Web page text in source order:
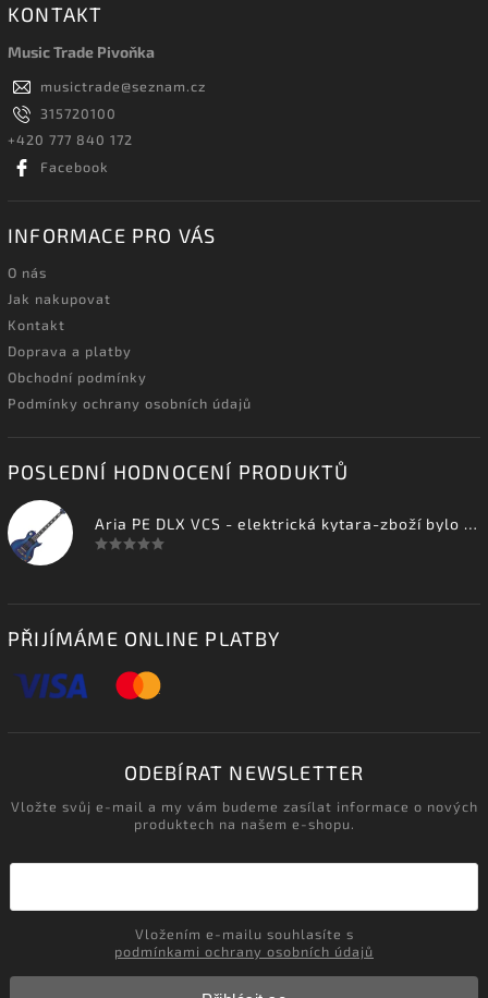
KONTAKT
Music Trade Pivoňka
musictrade@seznam.cz
315720100
+420 777 840 172
Facebook
INFORMACE PRO VÁS
O nás
Jak nakupovat
Kontakt
Doprava a platby
Obchodní podmínky
Podmínky ochrany osobních údajů
POSLEDNÍ HODNOCENÍ PRODUKTŮ
Aria PE DLX VCS - elektrická kytara-zboží bylo vystaveno na prodejně
PŘIJÍMÁME ONLINE PLATBY
ODEBÍRAT NEWSLETTER
Vložte svůj e-mail a my vám budeme zasílat informace o nových
produktech na našem e-shopu.
podmínkami ochrany osobních údajů